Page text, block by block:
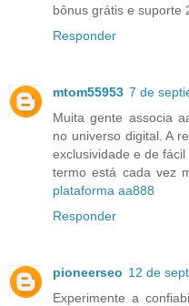
bônus grátis e suporte
Responder
mtom55953 7 de
Muita gente associa
no universo digital. A
exclusividade e de
termo está cada vez
plataforma aa888
Responder
pioneerseo 12 de
Experimente a